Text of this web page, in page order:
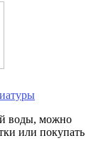
воды, можно
или покупать